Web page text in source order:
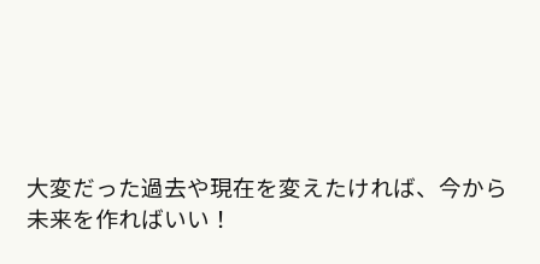
大変だった過去や現在を変えたければ、今から
未来を作ればいい！